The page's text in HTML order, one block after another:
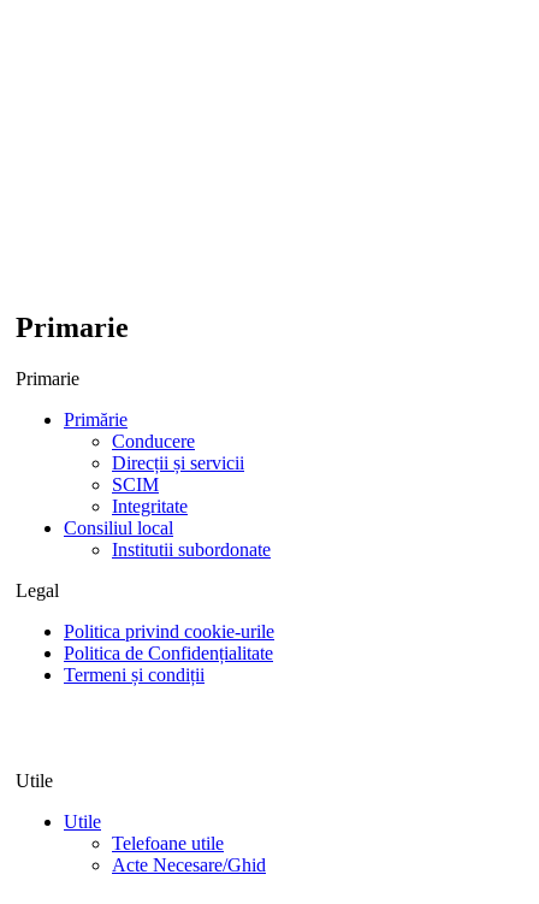
Primarie
Primarie
Primărie
Conducere
Direcții și servicii
SCIM
Integritate
Consiliul local
Institutii subordonate
Legal
Politica privind cookie-urile
Politica de Confidențialitate
Termeni și condiții
Utile
Utile
Telefoane utile
Acte Necesare/Ghid